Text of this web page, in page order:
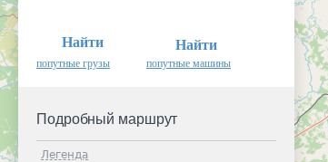
Найти
попутные грузы
Найти
попутные машины
Подробный маршрут
Легенда